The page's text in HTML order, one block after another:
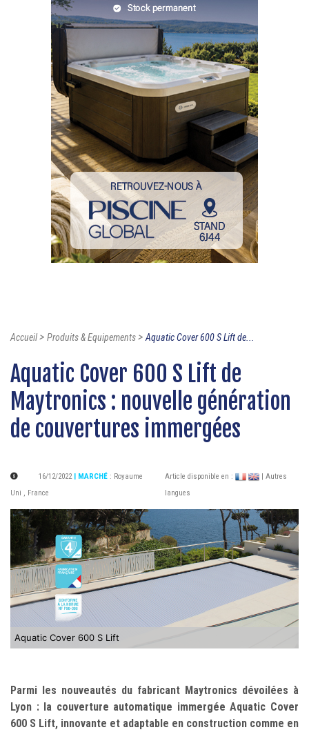
Accueil> Produits & Equipements>Aquatic Cover 600 S Lift de...
Aquatic Cover 600 S Lift de
Maytronics : nouvelle génération
de couvertures immergées
16/12/2022 | MARCHÉ : Royaume
Uni , France
Article disponible en :
| Autres
langues
Aquatic Cover 600 S Lift
Parmi les nouveautés du fabricant Maytronics dévoilées à
Lyon : la couverture automatique immergée Aquatic Cover
600 S Lift, innovante et adaptable en construction comme en